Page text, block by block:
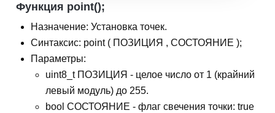
Функция point();
Назначение: Установка точек.
Синтаксис: point ( ПОЗИЦИЯ , СОСТОЯНИЕ );
Параметры:
uint8_t ПОЗИЦИЯ - целое число от 1 (крайний
левый модуль) до 255.
bool СОСТОЯНИЕ - флаг свечения точки: true